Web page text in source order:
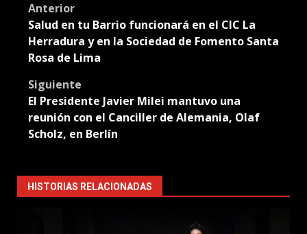
Post
navigation
Anterior
Salud en tu Barrio funcionará en el CIC La
Herradura y en la Sociedad de Fomento Santa
Rosa de Lima
Siguiente
El Presidente Javier Milei mantuvo una
reunión con el Canciller de Alemania, Olaf
Scholz, en Berlín
HISTORIAS RELACIONADAS